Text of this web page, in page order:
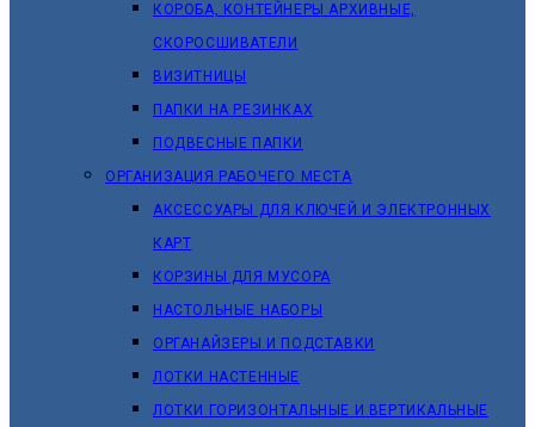
КОРОБА, КОНТЕЙНЕРЫ АРХИВНЫЕ,
СКОРОСШИВАТЕЛИ
ВИЗИТНИЦЫ
ПАПКИ НА РЕЗИНКАХ
ПОДВЕСНЫЕ ПАПКИ
ОРГАНИЗАЦИЯ РАБОЧЕГО МЕСТА
АКСЕССУАРЫ ДЛЯ КЛЮЧЕЙ И ЭЛЕКТРОННЫХ
КАРТ
КОРЗИНЫ ДЛЯ МУСОРА
НАСТОЛЬНЫЕ НАБОРЫ
ОРГАНАЙЗЕРЫ И ПОДСТАВКИ
ЛОТКИ НАСТЕННЫЕ
ЛОТКИ ГОРИЗОНТАЛЬНЫЕ И ВЕРТИКАЛЬНЫЕ